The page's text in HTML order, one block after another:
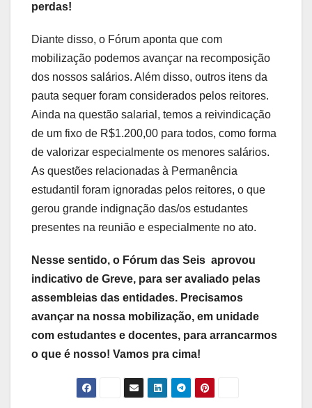
perdas!
Diante disso, o Fórum aponta que com
mobilização podemos avançar na recomposição
dos nossos salários. Além disso, outros itens da
pauta sequer foram considerados pelos reitores.
Ainda na questão salarial, temos a reivindicação
de um fixo de R$1.200,00 para todos, como forma
de valorizar especialmente os menores salários.
As questões relacionadas à Permanência
estudantil foram ignoradas pelos reitores, o que
gerou grande indignação das/os estudantes
presentes na reunião e especialmente no ato.
Nesse sentido, o Fórum das Seis aprovou
indicativo de Greve, para ser avaliado pelas
assembleias das entidades. Precisamos
avançar na nossa mobilização, em unidade
com estudantes e docentes, para arrancarmos
o que é nosso! Vamos pra cima!